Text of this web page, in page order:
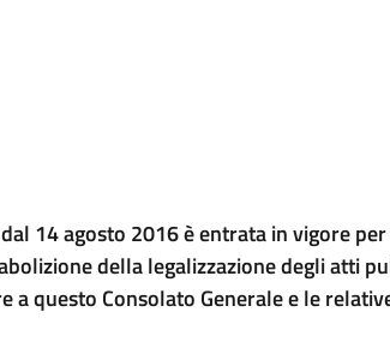
14 agosto 2016 è entrata in vigore
della legalizzazione degli atti
a questo Consolato Generale e le